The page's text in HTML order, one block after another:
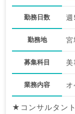
勤務日数
勤務地 宮
募集科目
業務内容
★コンサルタン